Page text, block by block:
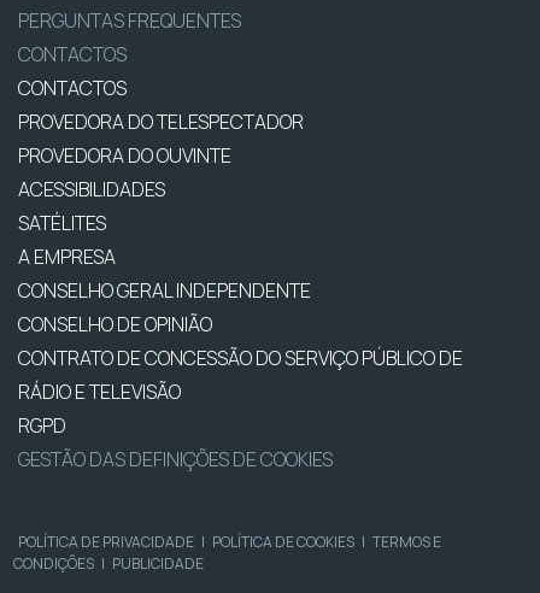
PERGUNTAS FREQUENTES
CONTACTOS
CONTACTOS
PROVEDORA DO TELESPECTADOR
PROVEDORA DO OUVINTE
ACESSIBILIDADES
SATÉLITES
A EMPRESA
CONSELHO GERAL INDEPENDENTE
CONSELHO DE OPINIÃO
CONTRATO DE CONCESSÃO DO SERVIÇO PÚBLICO DE
RÁDIO E TELEVISÃO
RGPD
GESTÃO DAS DEFINIÇÕES DE COOKIES
POLÍTICA DE PRIVACIDADE | POLÍTICA DE COOKIES | TERMOS E
CONDIÇÕES | PUBLICIDADE